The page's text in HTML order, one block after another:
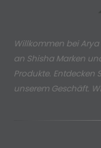
Willkommen bei
an Shisha Marken
Produkte. Entdecken
unserem Geschäft.